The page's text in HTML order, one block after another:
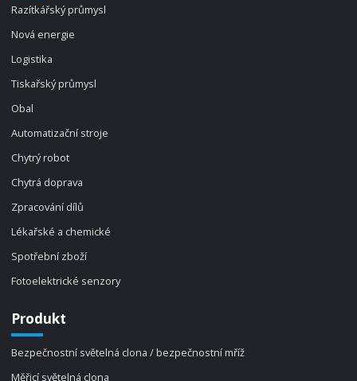
Razítkářský průmysl
Nová energie
Logistika
Tiskařský průmysl
Obal
Automatizační stroje
Chytrý robot
Chytrá doprava
Zpracování dílů
Lékařské a chemické
Spotřební zboží
Fotoelektrické senzory
Produkt
Bezpečnostní světelná clona / bezpečnostní mříž
Měřicí světelná clona